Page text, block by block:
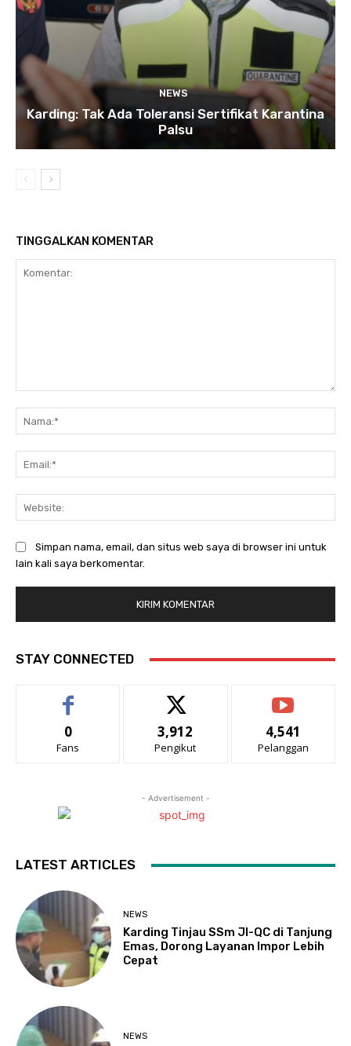
NEWS
Karding: Tak Ada Toleransi Sertifikat Karantina
Palsu
TINGGALKAN KOMENTAR
Simpan nama, email, dan situs web saya di browser ini untuk
lain kali saya berkomentar.
STAY CONNECTED
0
Fans
3,912
Pengikut
4,541
Pelanggan
- Advertisement -
LATEST ARTICLES
NEWS
Karding Tinjau SSm JI-QC di Tanjung
Emas, Dorong Layanan Impor Lebih
Cepat
NEWS